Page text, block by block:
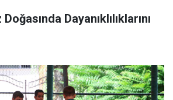
Dayanıklılıklarını